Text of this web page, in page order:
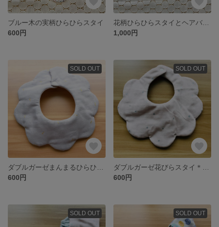
ブルー木の実柄ひらひらスタイ
600円
1,000円
SOLD OUT
600円
SOLD OUT
600円
SOLD OUT SOLD OUT